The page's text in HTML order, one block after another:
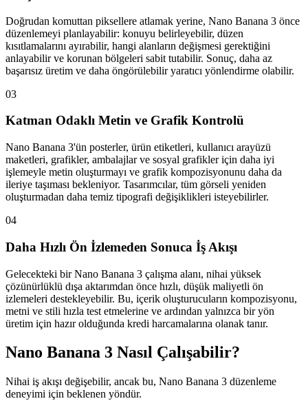
Doğrudan komuttan piksellere atlamak yerine, Nano Banana 3 önce
düzenlemeyi planlayabilir: konuyu belirleyebilir, düzen
kısıtlamalarını ayırabilir, hangi alanların değişmesi gerektiğini
anlayabilir ve korunan bölgeleri sabit tutabilir. Sonuç, daha az
başarısız üretim ve daha öngörülebilir yaratıcı yönlendirme olabilir.
03
Katman Odaklı Metin ve Grafik Kontrolü
Nano Banana 3'ün posterler, ürün etiketleri, kullanıcı arayüzü
maketleri, grafikler, ambalajlar ve sosyal grafikler için daha iyi
işlemeyle metin oluşturmayı ve grafik kompozisyonunu daha da
ileriye taşıması bekleniyor. Tasarımcılar, tüm görseli yeniden
oluşturmadan daha temiz tipografi değişiklikleri isteyebilirler.
04
Daha Hızlı Ön İzlemeden Sonuca İş Akışı
Gelecekteki bir Nano Banana 3 çalışma alanı, nihai yüksek
çözünürlüklü dışa aktarımdan önce hızlı, düşük maliyetli ön
izlemeleri destekleyebilir. Bu, içerik oluşturucuların kompozisyonu,
metni ve stili hızla test etmelerine ve ardından yalnızca bir yön
üretim için hazır olduğunda kredi harcamalarına olanak tanır.
Nano Banana 3 Nasıl Çalışabilir?
Nihai iş akışı değişebilir, ancak bu, Nano Banana 3 düzenleme
deneyimi için beklenen yöndür.